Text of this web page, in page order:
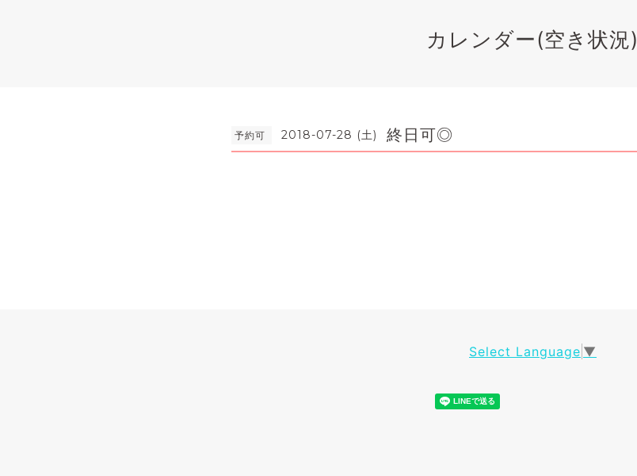
カレンダー(空き状況)
予約可 2018-07-28 (土) 終日可◎
Select Language ▼